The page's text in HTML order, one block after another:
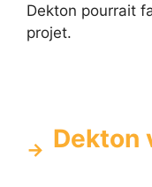
Dekton pourrait
projet.
Dekton